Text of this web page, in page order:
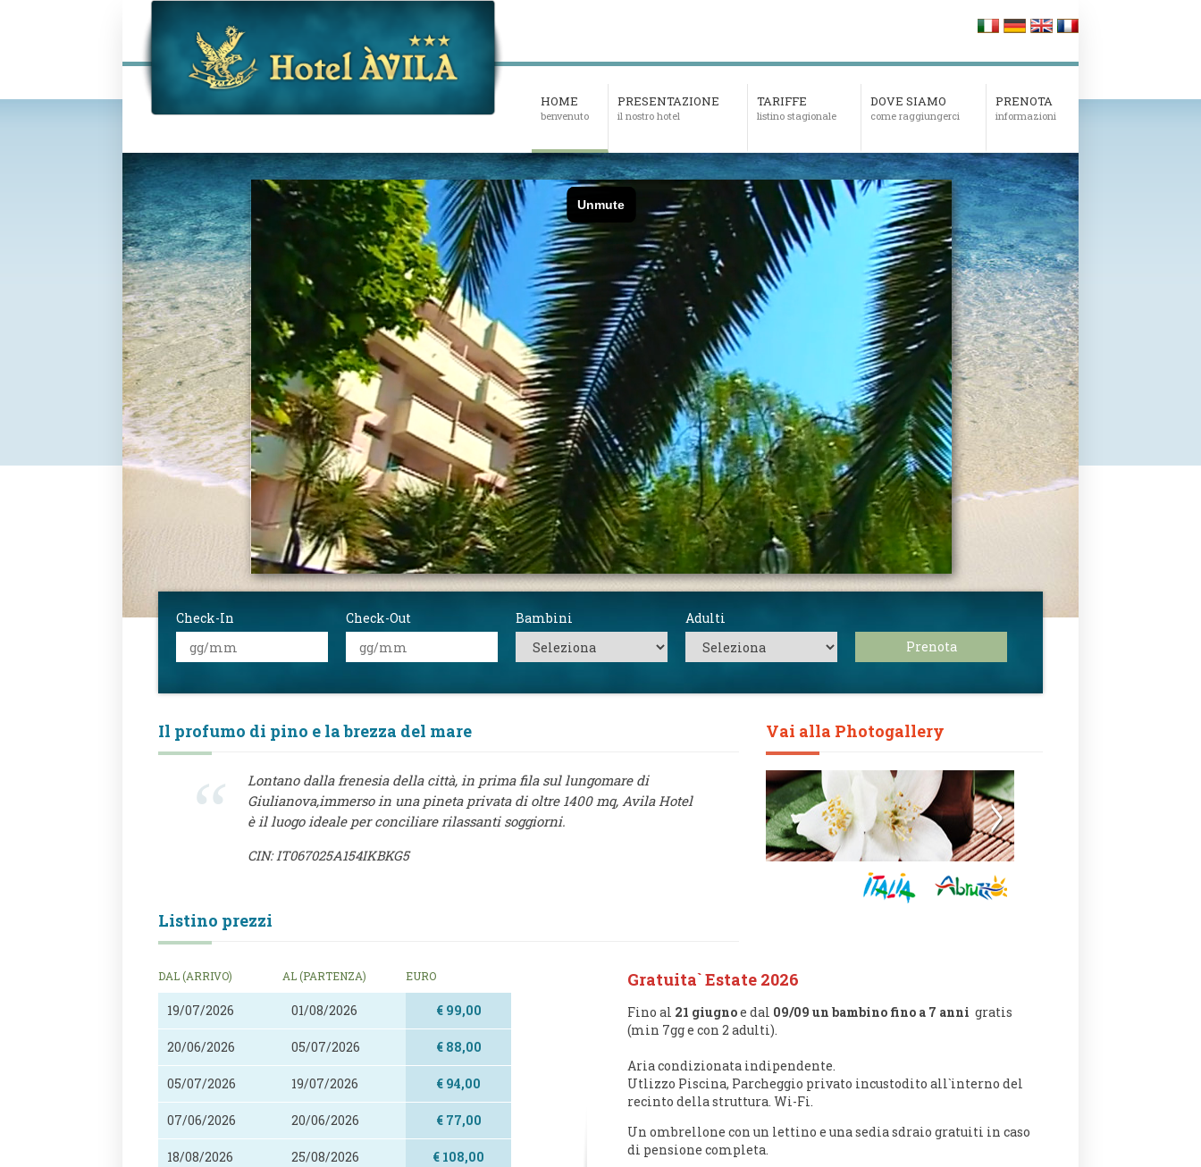
HOME
benvenuto
PRESENTAZIONE
il nostro hotel
TARIFFE
listino stagionale
DOVE SIAMO
come raggiungerci
PRENOTA
informazioni
Check-In Check-Out Bambini
Adulti
Prenota
Il profumo di pino e la brezza del mare
Lontano dalla frenesia della città, in prima fila sul lungomare di
Giulianova,immerso in una pineta privata di oltre 1400 mq, Avila Hotel
è il luogo ideale per conciliare rilassanti soggiorni.
CIN: IT067025A154IKBKG5
Vai alla Photogallery
Listino prezzi
DAL (ARRIVO) AL (PARTENZA) EURO
19/07/2026 01/08/2026 € 99,00
20/06/2026 05/07/2026 € 88,00
05/07/2026 19/07/2026 € 94,00
07/06/2026 20/06/2026 € 77,00
18/08/2026 25/08/2026 € 108,00
Gratuita` Estate 2026
Fino al 21 giugnoe dal 09/09 un bambino fino a 7 anni gratis
(min 7gg e con 2 adulti).
Aria condizionata indipendente.
Utlizzo Piscina, Parcheggio privato incustodito all`interno del
recinto della struttura. Wi-Fi.
Un ombrellone con un lettino e una sedia sdraio gratuiti in caso
di pensione completa.